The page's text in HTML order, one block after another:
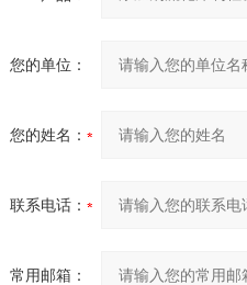
您的单位：
您的姓名：
联系电话：
常用邮箱：